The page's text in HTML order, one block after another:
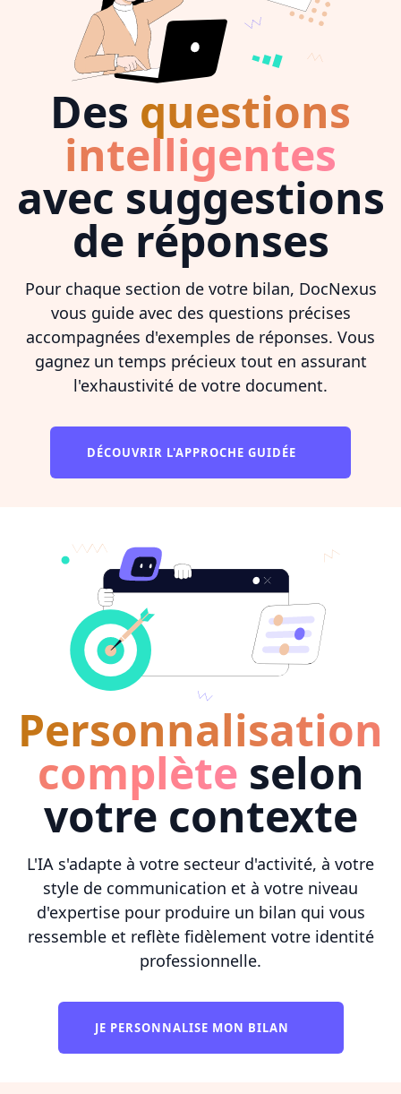
Des questions
intelligentes
avec suggestions
de réponses
Pour chaque section de votre bilan, DocNexus
vous guide avec des questions précises
accompagnées d'exemples de réponses. Vous
gagnez un temps précieux tout en assurant
l'exhaustivité de votre document.
DÉCOUVRIR L'APPROCHE GUIDÉE
Personnalisation
complète selon
votre contexte
L'IA s'adapte à votre secteur d'activité, à votre
style de communication et à votre niveau
d'expertise pour produire un bilan qui vous
ressemble et reflète fidèlement votre identité
professionnelle.
JE PERSONNALISE MON BILAN